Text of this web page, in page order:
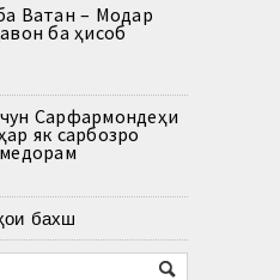
Ватан – Модар
ба ҳисоб
Сарфармондеҳи
як сарбозро
бахш